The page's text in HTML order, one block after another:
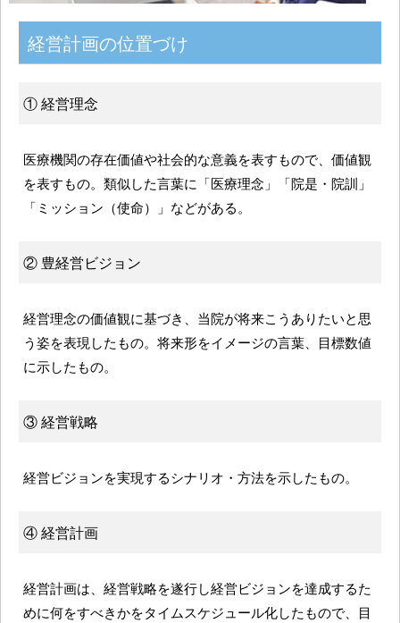
経営計画の位置づけ
① 経営理念
医療機関の存在価値や社会的な意義を表すもので、価値観
を表すもの。類似した言葉に「医療理念」「院是・院訓」
「ミッション（使命）」などがある。
② 豊経営ビジョン
経営理念の価値観に基づき、当院が将来こうありたいと思
う姿を表現したもの。将来形をイメージの言葉、目標数値
に示したもの。
③ 経営戦略
経営ビジョンを実現するシナリオ・方法を示したもの。
④ 経営計画
経営計画は、経営戦略を遂行し経営ビジョンを達成するた
めに何をすべきかをタイムスケジュール化したもので、目